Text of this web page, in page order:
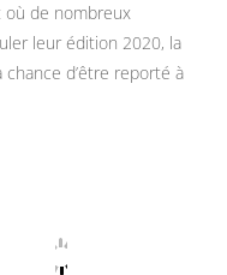
où de nombreux
leur édition 2020, la
chance d’être reporté à